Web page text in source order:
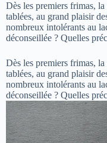
Dès les premiers frimas,
tablées, au grand plaisir
nombreux intolérants au
déconseillée ? Quelles
Dès les premiers frimas,
tablées, au grand plaisir
nombreux intolérants au
déconseillée ? Quelles